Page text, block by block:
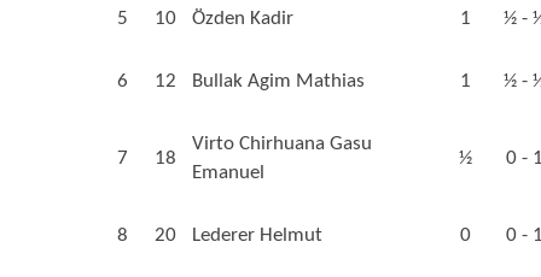
5 10 Özden Kadir 1 ½ -
6 12 Bullak Agim Mathias 1 ½ -
7 18
Virto Chirhuana Gasu
Emanuel
½ 0 -
8 20 Lederer Helmut 0 0 -